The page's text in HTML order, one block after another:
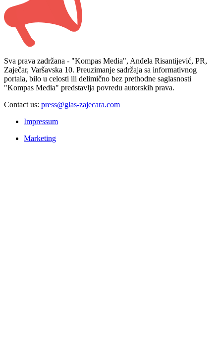
Sva prava zadržana - "Kompas Media", Anđela Risantijević, PR,
Zaječar, Varšavska 10. Preuzimanje sadržaja sa informativnog
portala, bilo u celosti ili delimično bez prethodne saglasnosti
"Kompas Media" predstavlja povredu autorskih prava.
Contact us: press@glas-zajecara.com
Impressum
Marketing